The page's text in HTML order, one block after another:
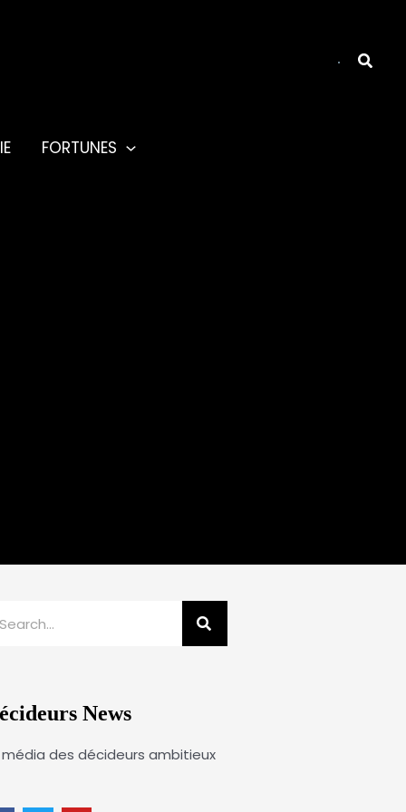
FORTUNES
News
média des décideurs ambitieux